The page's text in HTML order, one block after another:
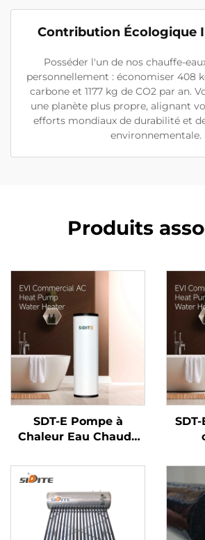
Contribution Écologique
Posséder l'un de nos chauffe-
personnellement : économiser 408
carbone et 1177 kg de CO2 par an.
une planète plus propre, alignant
efforts mondiaux de durabilité et
environnementale.
Produits
SDT-E Pompe à
Chaleur Eau Chaude
Hôtels, Capacité 150L-
500L, Coque
Galvanisée Économe
en Énergie, Réservoir
Intérieur SPCC
500L